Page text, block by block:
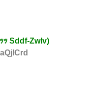
ｯ Sddf-Zwlv)